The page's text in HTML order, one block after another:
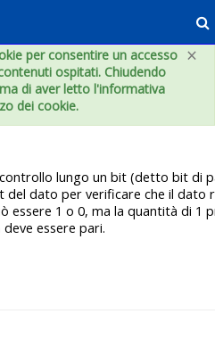
×
per consentire un accesso
ospitati. Chiudendo
di aver letto l'informativa
dei cookie.
lungo un bit (detto bit di
del dato per verificare che il dato
essere 1 o 0, ma la quantità di 1
essere pari.